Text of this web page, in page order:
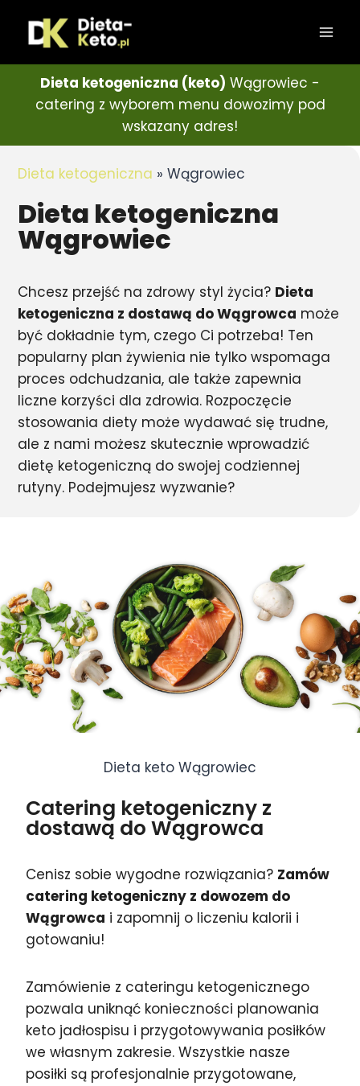
Dieta ketogeniczna (keto) Wągrowiec -
catering z wyborem menu dowozimy pod
wskazany adres!
Dieta ketogeniczna »Wągrowiec
Dieta ketogeniczna
Wągrowiec
Chcesz przejść na zdrowy styl życia? Dieta
ketogeniczna z dostawą do Wągrowca może
być dokładnie tym, czego Ci potrzeba! Ten
popularny plan żywienia nie tylko wspomaga
proces odchudzania, ale także zapewnia
liczne korzyści dla zdrowia. Rozpoczęcie
stosowania diety może wydawać się trudne,
ale z nami możesz skutecznie wprowadzić
dietę ketogeniczną do swojej codziennej
rutyny. Podejmujesz wyzwanie?
Dieta keto Wągrowiec
Catering ketogeniczny z
dostawą do Wągrowca
Cenisz sobie wygodne rozwiązania? Zamów
catering ketogeniczny z dowozem do
Wągrowca i zapomnij o liczeniu kalorii i
gotowaniu!
Zamówienie z cateringu ketogenicznego
pozwala uniknąć konieczności planowania
keto jadłospisu i przygotowywania posiłków
we własnym zakresie. Wszystkie nasze
posiłki są profesjonalnie przygotowane,